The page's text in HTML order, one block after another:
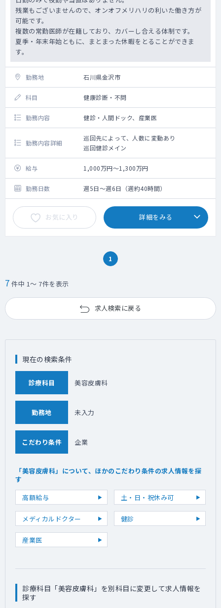
残業もございませんので、オンオフメリハリの利いた働き方が
可能です。
複数の常勤医師が在籍しており、カバーし合える体制です。
夏季・年末年始ともに、まとまった休暇をとることができま
す。
勤務地 石川県金沢市
科目 健康診断・不問
勤務内容 健診・人間ドック、産業医
勤務内容詳細
巡回先によって、人数に変動あり
巡回健診メイン
給与 1,000万円～1,300万円
勤務日数 週5日～週6日（週約40時間）
お気に入り 詳細をみる
1
7 件中 1～ 7件を表示
求人検索に戻る
現在の検索条件
診療科目 美容皮膚科
勤務地 未入力
こだわり条件 企業
「美容皮膚科」について、ほかのこだわり条件の求人情報を探
す
高額給与
土・日・祝休み可
メディカルドクター 健診
産業医
診療科目「美容皮膚科」を別科目に変更して求人情報を
探す